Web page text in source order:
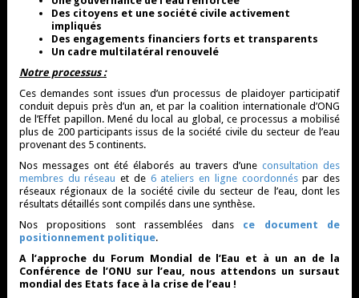
Des citoyens et une société civile activement
impliqués
Des engagements financiers forts et transparents
Un cadre multilatéral renouvelé
Notre processus :
Ces demandes sont issues d’un processus de plaidoyer participatif
conduit depuis près d’un an, et par la coalition internationale d’ONG
de l’Effet papillon. Mené du local au global, ce processus a mobilisé
plus de 200 participants issus de la société civile du secteur de l’eau
provenant des 5 continents.
Nos messages ont été élaborés au travers d’une consultation des
membres du réseau et de 6 ateliers en ligne coordonnéspar des
réseaux régionaux de la société civile du secteur de l’eau, dont les
résultats détaillés sont compilés dans une synthèse.
Nos propositions sont rassemblées dans ce document de
positionnement politique.
A l’approche du Forum Mondial de l’Eau et à un an de la
Conférence de l’ONU sur l’eau, nous attendons un sursaut
mondial des Etats face à la crise de l’eau !